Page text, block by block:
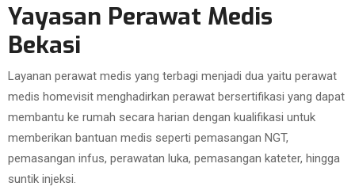
Yayasan Perawat Medis
Bekasi
Layanan perawat medis yang terbagi menjadi dua yaitu perawat
medis homevisit menghadirkan perawat bersertifikasi yang dapat
membantu ke rumah secara harian dengan kualifikasi untuk
memberikan bantuan medis seperti pemasangan NGT,
pemasangan infus, perawatan luka, pemasangan kateter, hingga
suntik injeksi.